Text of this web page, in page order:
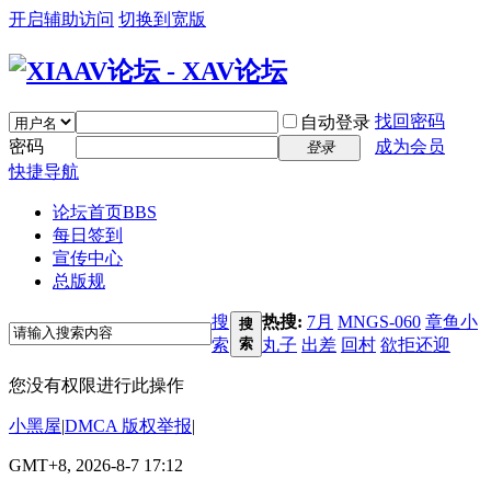
开启辅助访问 切换到宽版
自动登录 找回密码
密码
登录
成为会员
快捷导航
论坛首页BBS
每日签到
宣传中心
总版规
搜
索
搜
索
热搜: 7月 MNGS-060 章鱼小
丸子 出差 回村 欲拒还迎
您没有权限进行此操作
小黑屋|DMCA 版权举报|
GMT+8, 2026-8-7 17:12